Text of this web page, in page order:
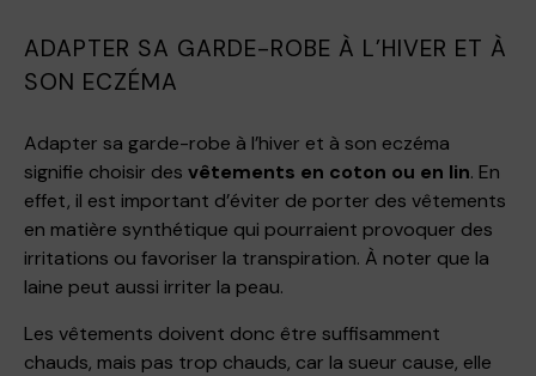
ADAPTER SA GARDE-ROBE À L’HIVER ET À
SON ECZÉMA
Adapter sa garde-robe à l’hiver et à son eczéma
signifie choisir des vêtements en coton ou en lin. En
effet, il est important d’éviter de porter des vêtements
en matière synthétique qui pourraient provoquer des
irritations ou favoriser la transpiration. À noter que la
laine peut aussi irriter la peau.
Les vêtements doivent donc être suffisamment
chauds, mais pas trop chauds, car la sueur cause, elle